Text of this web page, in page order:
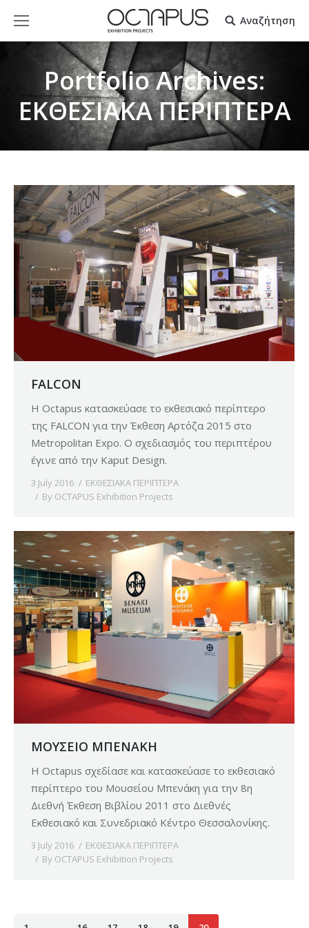
Αναζήτηση
Portfolio Archives:
ΕΚΘΕΣΙΑΚΑ ΠΕΡΙΠΤΕΡΑ
FALCON
H Octapus κατασκεύασε το εκθεσιακό περίπτερο
της FALCON για την Έκθεση Αρτόζα 2015 στο
Metropolitan Expo. Ο σχεδιασμός του περιπτέρου
έγινε από την Kaput Design.
3 July 2016
ΕΚΘΕΣΙΑΚΑ ΠΕΡΙΠΤΕΡΑ
By OCTAPUS Exhibition Projects
ΜΟΥΣΕΙΟ ΜΠΕΝΑΚΗ
H Octapus σχεδίασε και κατασκεύασε το εκθεσιακό
περίπτερο του Μουσείου Μπενάκη για την 8η
Διεθνή Έκθεση Βιβλίου 2011 στο Διεθνές
Εκθεσιακό και Συνεδριακό Κέντρο Θεσσαλονίκης.
3 July 2016
ΕΚΘΕΣΙΑΚΑ ΠΕΡΙΠΤΕΡΑ
By OCTAPUS Exhibition Projects